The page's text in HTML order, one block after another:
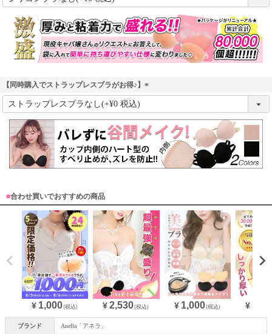
)
【同時購入でストラップレスブラがお得♪】
(
須
)
■合わせ買いでおすすめの商品
¥ 1,000(税込) ¥ 2,530(税込) ¥ 1,000(税込) ¥
ブランド Anella「アネラ」